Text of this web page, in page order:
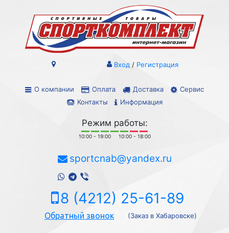
О компании Оплата Доставка
Сервис
Контакты
Информация
Вход / Регистрация
Режим работы:
10:00 - 19:00 10:00 - 18:00
sportcnab@yandex.ru
8 (4212) 25-61-89
Обратный звонок (Заказ в Хабаровске)